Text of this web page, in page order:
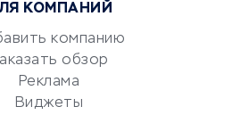
КОМПАНИЙ
компанию
обзор
Реклама
Виджеты